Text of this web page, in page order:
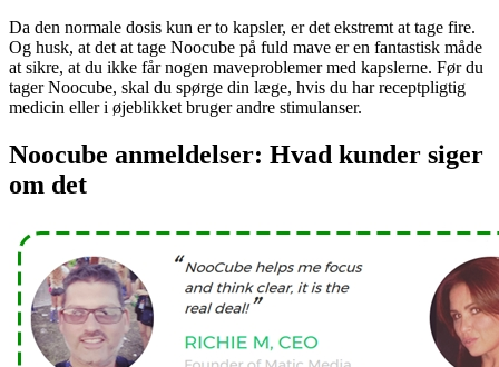
Da den normale dosis kun er to kapsler, er det ekstremt at tage fire.
Og husk, at det at tage Noocube på fuld mave er en fantastisk måde
at sikre, at du ikke får nogen maveproblemer med kapslerne. Før du
tager Noocube, skal du spørge din læge, hvis du har receptpligtig
medicin eller i øjeblikket bruger andre stimulanser.
Noocube anmeldelser: Hvad kunder siger
om det